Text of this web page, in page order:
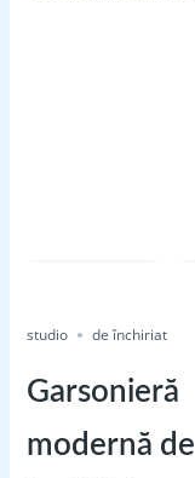
Acțiune
studio de închiriat
Garsonieră
modernă de